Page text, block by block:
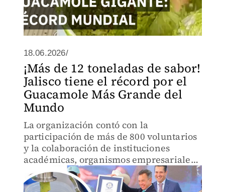
18.06.2026/
¡Más de 12 toneladas de sabor!
Jalisco tiene el récord por el
Guacamole Más Grande del
Mundo
La organización contó con la
participación de más de 800 voluntarios
y la colaboración de instituciones
académicas, organismos empresariales
y representantes de la industria
alimentaria.